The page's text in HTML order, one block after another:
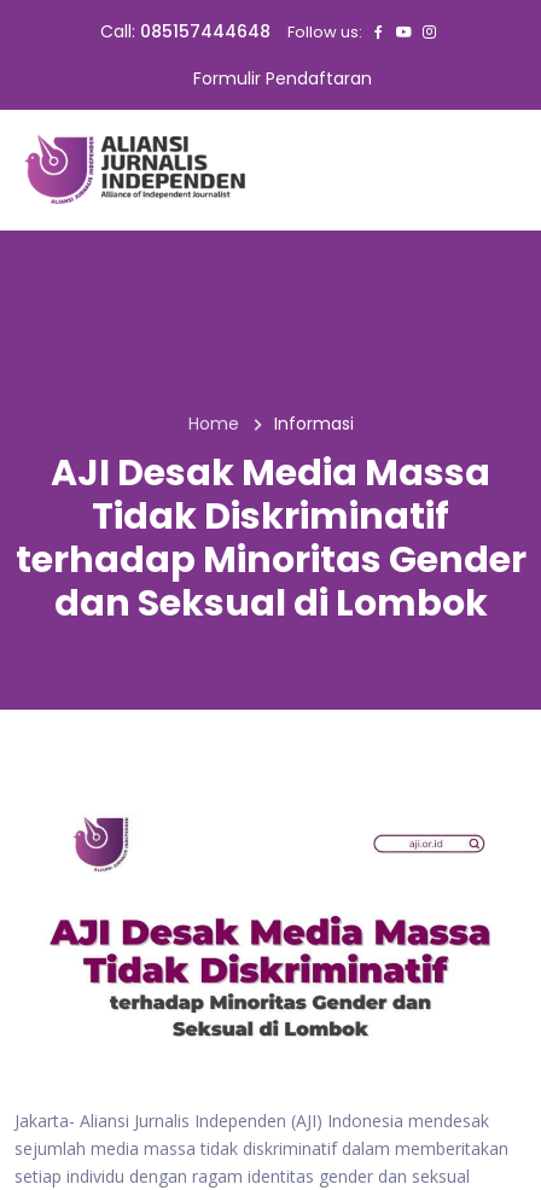
Call: 085157444648 Follow us:
Formulir Pendaftaran
Home Informasi
AJI Desak Media Massa
Tidak Diskriminatif
terhadap Minoritas Gender
dan Seksual di Lombok
Jakarta- Aliansi Jurnalis Independen (AJI) Indonesia mendesak
sejumlah media massa tidak diskriminatif dalam memberitakan
setiap individu dengan ragam identitas gender dan seksual